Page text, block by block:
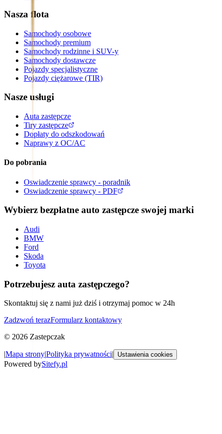
Nasza flota
Samochody osobowe
Samochody premium
Samochody rodzinne i SUV-y
Samochody dostawcze
Pojazdy specjalistyczne
Pojazdy ciężarowe (TIR)
Nasze usługi
Auta zastępcze
Tiry zastępcze
Dopłaty do odszkodowań
Naprawy z OC/AC
Do pobrania
Oswiadczenie sprawcy - poradnik
Oswiadczenie sprawcy - PDF
Wybierz bezpłatne auto zastępcze swojej marki
Audi
BMW
Ford
Skoda
Toyota
Potrzebujesz auta zastępczego?
Skontaktuj się z nami już dziś i otrzymaj pomoc w 24h
Zadzwoń terazFormularz kontaktowy
© 2026 Zastepczak
Mapa stronyPolityka prywatności Ustawienia cookies
Powered bySitefy.pl